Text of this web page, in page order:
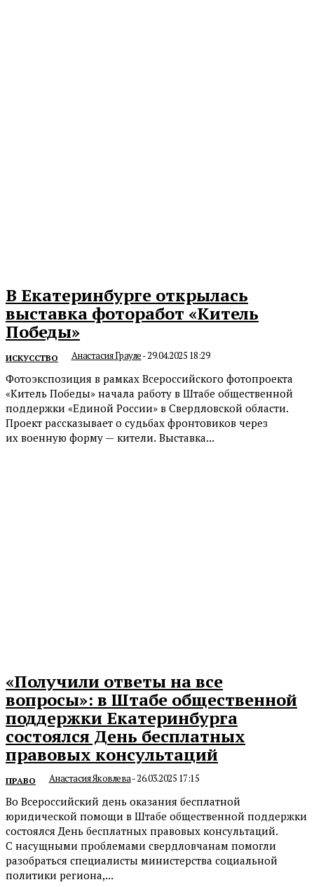
В Екатеринбурге открылась
выставка фоторабот «Китель
Победы»
ИСКУССТВО Анастасия Грауле-29.04.2025 18:29
Фотоэкспозиция в рамках Всероссийского фотопроекта
«Китель Победы» начала работу в Штабе общественной
поддержки «Единой России» в Свердловской области.
Проект рассказывает о судьбах фронтовиков через
их военную форму — кители. Выставка...
«Получили ответы на все
вопросы»: в Штабе общественной
поддержки Екатеринбурга
состоялся День бесплатных
правовых консультаций
ПРАВО Анастасия Яковлева-26.03.2025 17:15
Во Всероссийский день оказания бесплатной
юридической помощи в Штабе общественной поддержки
состоялся День бесплатных правовых консультаций.
С насущными проблемами свердловчанам помогли
разобраться специалисты министерства социальной
политики региона,...